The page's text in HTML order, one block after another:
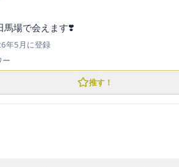
馬場で会えます❣️
年5月 に登録
ー
推す！